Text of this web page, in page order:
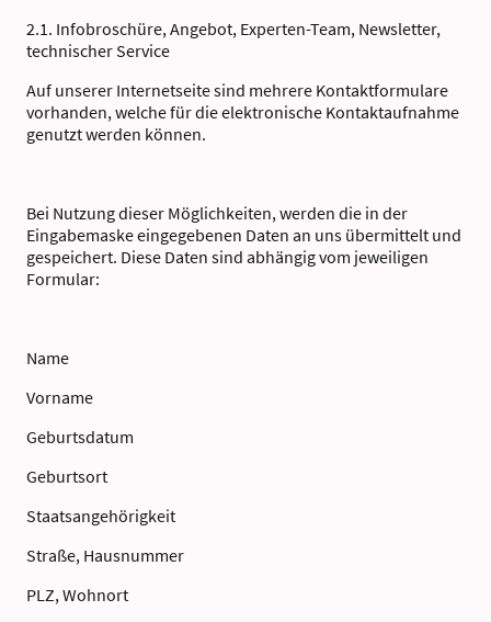
2.1. Infobroschüre, Angebot, Experten-Team, Newsletter,
technischer Service
Auf unserer Internetseite sind mehrere Kontaktformulare
vorhanden, welche für die elektronische Kontaktaufnahme
genutzt werden können.
Bei Nutzung dieser Möglichkeiten, werden die in der
Eingabemaske eingegebenen Daten an uns übermittelt und
gespeichert. Diese Daten sind abhängig vom jeweiligen
Formular:
Name
Vorname
Geburtsdatum
Geburtsort
Staatsangehörigkeit
Straße, Hausnummer
PLZ, Wohnort